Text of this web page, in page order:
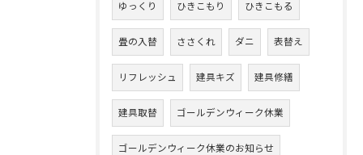
ゆっくり ひきこもり ひきこもる
畳の入替 ささくれ ダニ 表替え
リフレッシュ 建具キズ 建具修繕
建具取替 ゴールデンウィーク休業
ゴールデンウィーク休業のお知らせ